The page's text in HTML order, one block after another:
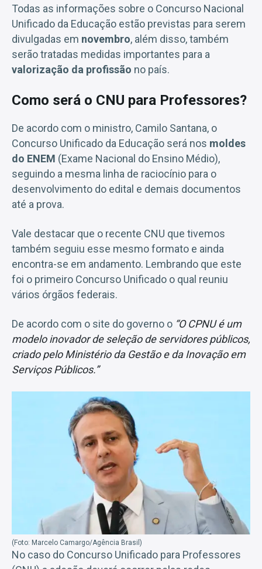
Todas as informações sobre o Concurso Nacional
Unificado da Educação estão previstas para serem
divulgadas em novembro, além disso, também
serão tratadas medidas importantes para a
valorização da profissão no país.
Como será o CNU para Professores?
De acordo com o ministro, Camilo Santana, o
Concurso Unificado da Educação será nos moldes
do ENEM (Exame Nacional do Ensino Médio),
seguindo a mesma linha de raciocínio para o
desenvolvimento do edital e demais documentos
até a prova.
Vale destacar que o recente CNU que tivemos
também seguiu esse mesmo formato e ainda
encontra-se em andamento. Lembrando que este
foi o primeiro Concurso Unificado o qual reuniu
vários órgãos federais.
De acordo com o site do governo o “O CPNU é um
modelo inovador de seleção de servidores públicos,
criado pelo Ministério da Gestão e da Inovação em
Serviços Públicos.”
(Foto: Marcelo Camargo/Agência Brasil)
No caso do Concurso Unificado para Professores